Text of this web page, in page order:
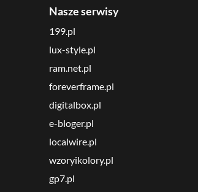
Nasze serwisy
199.pl
lux-style.pl
ram.net.pl
foreverframe.pl
digitalbox.pl
e-bloger.pl
localwire.pl
wzoryikolory.pl
gp7.pl